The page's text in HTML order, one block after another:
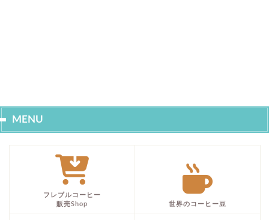
MENU
フレブルコーヒー
販売Shop
世界のコーヒー豆